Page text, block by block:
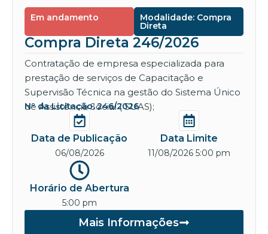
Em andamento Modalidade: Compra
Direta
Compra Direta 246/2026
Contratação de empresa especializada para
prestação de serviços de Capacitação e
Supervisão Técnica na gestão do Sistema Único
de Assistência Social ( SUAS);
Nº da Licitação: 246/2026
Data de Publicação
06/08/2026
Data Limite
11/08/2026 5:00 pm
Horário de Abertura
5:00 pm
Mais Informações